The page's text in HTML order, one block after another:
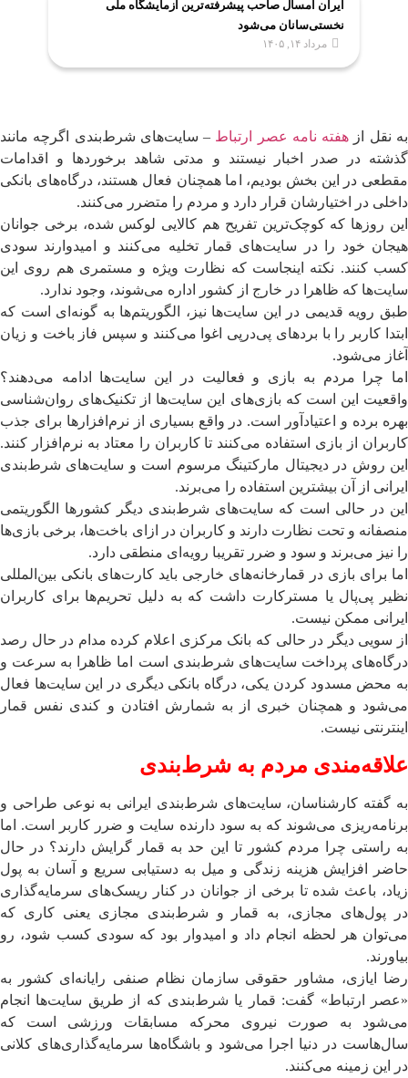
ایران امسال صاحب پیشرفته‌ترین آزمایشگاه ملی
نخستی‌سانان می‌شود
مرداد ۱۴, ۱۴۰۵
به نقل از هفته نامه عصر ارتباط – سایت‌های شرط‌بندی اگرچه مانند
گذشته در صدر اخبار نیستند و مدتی شاهد برخوردها و اقدامات
مقطعی در این بخش بودیم، اما همچنان فعال هستند، درگاه‌های بانکی
داخلی در اختیارشان قرار دارد و مردم را متضرر می‌کنند.
این روزها که کوچک‌ترین تفریح هم کالایی لوکس شده، برخی جوانان
هیجان خود را در سایت‌های قمار تخلیه می‌کنند و امیدوارند سودی
کسب کنند. نکته اینجاست که نظارت ویژه و مستمری هم روی این
سایت‌ها که ظاهرا در خارج از کشور اداره می‌شوند، وجود ندارد.
طبق رویه قدیمی در این سایت‌ها نیز، الگوریتم‌ها به گونه‌ای است که
ابتدا کاربر را با بردهای پی‌درپی اغوا می‌کنند و سپس فاز باخت و زیان
آغاز می‌شود.
اما چرا مردم به بازی و فعالیت در این سایت‌ها ادامه می‌دهند؟
واقعیت این است که بازی‌های این سایت‌ها از تکنیک‌های روان‌شناسی
بهره برده و اعتیادآور است. در واقع بسیاری از نرم‌افزارها برای جذب
کاربران از بازی استفاده می‌کنند تا کاربران را معتاد به نرم‌افزار کنند.
این روش در دیجیتال مارکتینگ مرسوم است و سایت‌های شرط‌بندی
ایرانی از آن بیشترین استفاده را می‌برند.
این در حالی است که سایت‌های شرط‌بندی دیگر کشورها الگوریتمی
‌منصفانه و تحت نظارت دارند و کاربران در ازای باخت‌ها، برخی بازی‌ها
را نیز می‌برند و سود و ضرر تقریبا رویه‌ای منطقی دارد.
اما برای بازی در قمارخانه‌های خارجی باید کارت‌های بانکی بین‌المللی
نظیر پی‌پال یا مسترکارت داشت که به دلیل تحریم‌ها برای کاربران
ایرانی ممکن نیست.
از سویی دیگر در حالی که بانک مرکزی اعلام کرده مدام در حال رصد
درگاه‌های پرداخت سایت‌های شرط‌بندی است اما ظاهرا به سرعت و
به محض مسدود کردن یکی، درگاه بانکی دیگری در این سایت‌ها فعال
می‌شود و همچنان خبری از به شمارش افتادن و کندی نفس قمار
اینترنتی نیست.
علاقه‌مندی مردم به شرط‌بندی
به گفته کارشناسان، سایت‌های شرط‌بندی ایرانی به نوعی طراحی و
برنامه‌ریزی می‌شوند که به سود دارنده سایت و ضرر کاربر است. اما
به راستی چرا مردم کشور تا این حد به قمار گرایش دارند؟ در حال
حاضر افزایش هزینه زندگی و میل به دستیابی سریع و آسان به پول
زیاد، باعث شده تا برخی از جوانان در کنار ریسک‌های سرمایه‌گذاری
در پول‌های مجازی، به قمار و شرط‌بندی مجازی یعنی کاری که
می‌توان هر لحظه انجام داد و امیدوار بود که سودی کسب شود، رو
بیاورند.
رضا ایازی، مشاور حقوقی سازمان نظام صنفی رایانه‌ای کشور به
«عصر ارتباط» گفت: قمار یا شرط‌بندی که از طریق سایت‌ها انجام
می‌شود به صورت نیروی محرکه مسابقات ورزشی است که
سال‌هاست در دنیا اجرا می‌شود و باشگاه‌ها سرمایه‌گذاری‌های کلانی
در این زمینه می‌کنند.